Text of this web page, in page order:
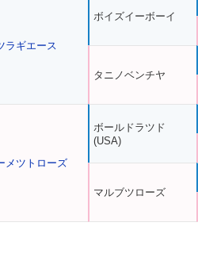
ラギエース
メツトローズ
ボイズイーボーイ
タニノベンチヤ
ボールドラツド
(USA)
マルブツローズ